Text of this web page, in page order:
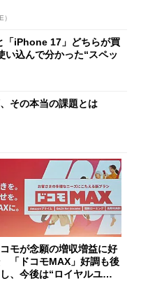
「iPhone 17」どちらが買
込んで分かった“スペッ
その本当の課題とは
コモが念願の増収増益に好
「ドコモMAX」好調も後
、今後は“ロイヤルユー